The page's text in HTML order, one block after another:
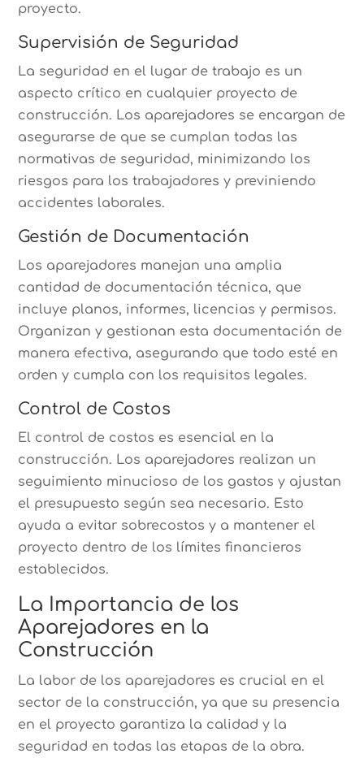
proyecto.
Supervisión de Seguridad
La seguridad en el lugar de trabajo es un
aspecto crítico en cualquier proyecto de
construcción. Los aparejadores se encargan de
asegurarse de que se cumplan todas las
normativas de seguridad, minimizando los
riesgos para los trabajadores y previniendo
accidentes laborales.
Gestión de Documentación
Los aparejadores manejan una amplia
cantidad de documentación técnica, que
incluye planos, informes, licencias y permisos.
Organizan y gestionan esta documentación de
manera efectiva, asegurando que todo esté en
orden y cumpla con los requisitos legales.
Control de Costos
El control de costos es esencial en la
construcción. Los aparejadores realizan un
seguimiento minucioso de los gastos y ajustan
el presupuesto según sea necesario. Esto
ayuda a evitar sobrecostos y a mantener el
proyecto dentro de los límites financieros
establecidos.
La Importancia de los
Aparejadores en la
Construcción
La labor de los aparejadores es crucial en el
sector de la construcción, ya que su presencia
en el proyecto garantiza la calidad y la
seguridad en todas las etapas de la obra.